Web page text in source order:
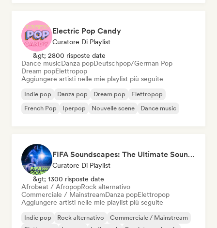
Electric Pop Candy
Curatore Di Playlist
&gt; 2800 risposte date
Dance musicDanza popDeutschpop/German Pop
Dream popElettropop
Aggiungere artisti nelle mie playlist più seguite
Indie pop Danza pop Dream pop
Elettropop
French Pop
Iperpop Nouvelle scene Dance music
FIFA Soundscapes: The Ultimate Soundtrack ⚽️ Festival Indie, Electropop & Dance Anthems
Curatore Di Playlist
&gt; 1300 risposte date
Afrobeat / AfropopRock alternativo
Commerciale / MainstreamDanza popElettropop
Aggiungere artisti nelle mie playlist più seguite
Indie pop Rock alternativo
Commerciale / Mainstream